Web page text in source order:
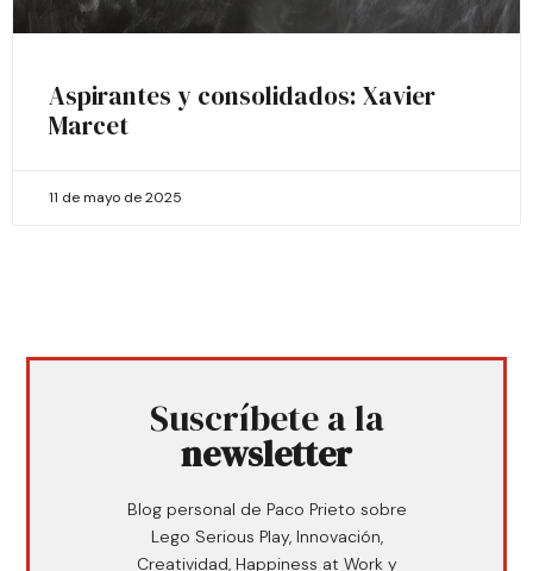
Aspirantes y consolidados: Xavier
Marcet
11 de mayo de 2025
Suscríbete a la
newsletter
Blog personal de Paco Prieto sobre
Lego Serious Play, Innovación,
Creatividad, Happiness at Work y